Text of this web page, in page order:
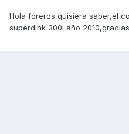
Hola foreros,quisiera saber,el
superdink 300i año